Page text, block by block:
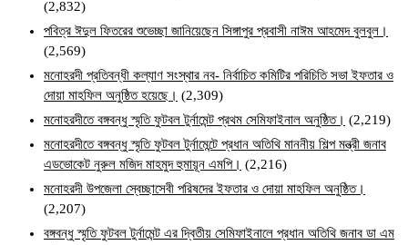
(2,832)
পবিত্র ঈদুল ফিতরের শুভেচ্ছা জানিয়েছেন সিঙ্গাপুর প্রবাসী নাঈম আহমেদ বুলবুল।
(2,569)
মনোহরদী প্রতিবন্ধী কল্যাণ সংস্থার নব- নির্বাচিত কমিটির পরিচিতি সভা ইফতার ও
দোয়া মাহফিল অনুষ্ঠিত হয়েছে। (2,309)
মনোহরদীতে বঙ্গবন্ধু স্মৃতি ফুটবল টুর্নামেন্ট প্রথম সেমিফাইনাল অনুষ্ঠিত। (2,219)
মনোহরদীতে বঙ্গবন্ধু স্মৃতি ফুটবল টুর্নামেন্টে প্রধান অতিথি মাননীয় শিল্প মন্ত্রী জনাব
এডভোকেট নুরুল মজিদ মাহমুদ হুমায়ূন এমপি। (2,216)
মনোহরদী উপজেলা স্বেচ্ছাসেবী পরিষদের ইফতার ও দোয়া মাহফিল অনুষ্ঠিত।
(2,207)
বঙ্গবন্ধু স্মৃতি ফুটবল টুর্নামেন্ট এর দ্বিতীয় সেমিফাইনালে প্রধান অতিথি জনাব ডা এম